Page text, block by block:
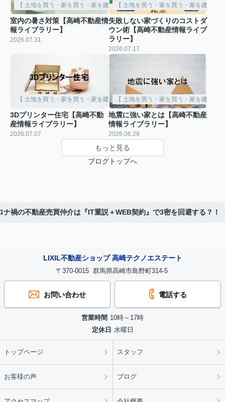
【 土地を買う・家を買う・家を建てる 】
室内の暑さ対策【高崎不動産情
報ライブラリー】
2026.07.31
【 土地を買う・家を買う・家を建てる
失敗しない家づくりのコストダ
ウン術【高崎不動産情報ライブ
ラリー】
2026.07.17
【 土地を買う・家を買う・家を建てる 】
3Dプリンター住宅【高崎不動
産情報ライブラリー】
2026.07.07
【 土地を買う・家を買う・家を建てる
地震に強い家とは【高崎不動産
情報ライブラリー】
2026.06.29
もっと見る
ブログトップへ
ナ禍の不動産売買仲介は『IT重説＋WEB契約』で3密を回避する？！
LIXIL不動産ショップ 高崎テクノエステート
〒370-0015 群馬県高崎市島野町314-5
お問い合わせ 電話する
営業時間 10時～17時
定休日 水曜日
トップページ スタッフ
お客様の声 ブログ